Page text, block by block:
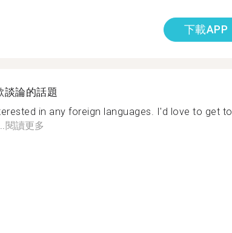
下載APP
談論的話題
in any foreign languages. I'd love to get to
閱讀更多